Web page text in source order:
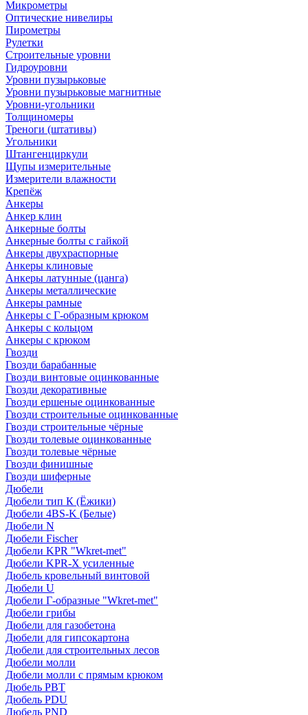
Микрометры
Оптические нивелиры
Пирометры
Рулетки
Строительные уровни
Гидроуровни
Уровни пузырьковые
Уровни пузырьковые магнитные
Уровни-угольники
Толщиномеры
Треноги (штативы)
Угольники
Штангенциркули
Щупы измерительные
Измерители влажности
Крепёж
Анкеры
Анкер клин
Анкерные болты
Анкерные болты с гайкой
Анкеры двухраспорные
Анкеры клиновые
Анкеры латунные (цанга)
Анкеры металлические
Анкеры рамные
Анкеры с Г-образным крюком
Анкеры с кольцом
Анкеры с крюком
Гвозди
Гвозди барабанные
Гвозди винтовые оцинкованные
Гвозди декоративные
Гвозди ершеные оцинкованные
Гвозди строительные оцинкованные
Гвозди строительные чёрные
Гвозди толевые оцинкованные
Гвозди толевые чёрные
Гвозди финишные
Гвозди шиферные
Дюбели
Дюбели тип К (Ёжики)
Дюбели 4BS-K (Белые)
Дюбели N
Дюбели Fischer
Дюбели KPR "Wkret-met"
Дюбели KPR-Х усиленные
Дюбель кровельный винтовой
Дюбели U
Дюбели Г-образные "Wkret-met"
Дюбели грибы
Дюбели для газобетона
Дюбели для гипсокартона
Дюбели для строительных лесов
Дюбели молли
Дюбели молли с прямым крюком
Дюбель PBT
Дюбель PDU
Дюбель PND